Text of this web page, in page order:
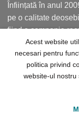
Înființată în anul
pe o calitate
fiind o companie
și în județele
©
Acest website
necesari pentru
politica privind
website-ul nostru